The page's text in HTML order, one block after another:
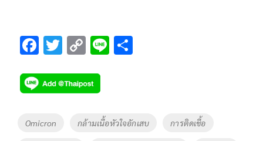
F
e
b
o
T
tt
er
C
p
y
Li
Li
Tags
Omicron กล้ามเนื้อหัวใจอักเสบ การติดเชื้อ